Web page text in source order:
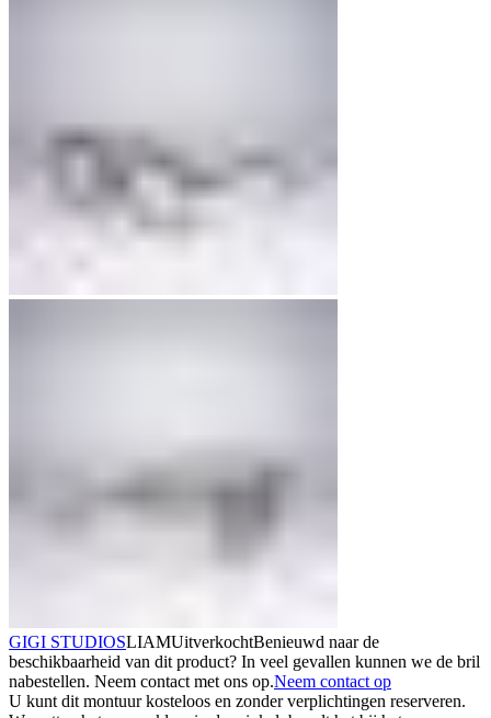
GIGI STUDIOSLIAMUitverkochtBenieuwd naar de
beschikbaarheid van dit product? In veel gevallen kunnen we de bril
nabestellen. Neem contact met ons op.Neem contact op
U kunt dit montuur kosteloos en zonder verplichtingen reserveren.